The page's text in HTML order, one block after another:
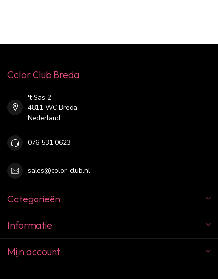
Color Club Breda
't Sas 2
4811 WC Breda
Nederland
076 531 0623
sales@color-club.nl
Categorieën
Informatie
Mijn account